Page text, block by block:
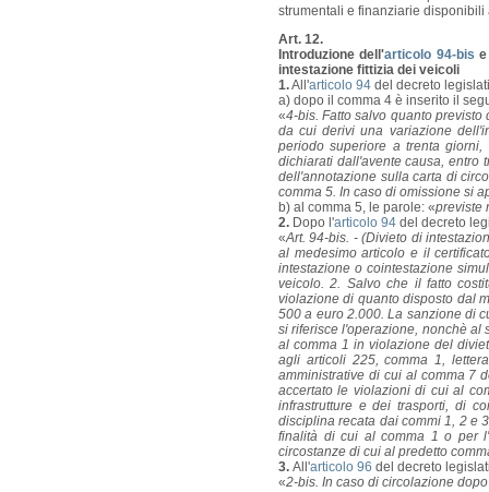
strumentali e finanziarie
Art. 12.
Introduzione dell'articolo 94-bis
intestazione fittizia dei veicoli
1.All'articolo 94 del decreto
a) dopo il comma 4 è inserito il
«4-bis. Fatto salvo quanto
da cui derivi una variazione
periodo superiore a trenta
dichiarati dall'avente causa, entro
dell'annotazione sulla carta di
comma 5. In caso di omissione si
b) al comma 5, le parole: «previste
2. Dopo l'articolo 94 del decreto
«Art. 94-bis. - (Divieto di
al medesimo articolo e il
intestazione o cointestazione
veicolo. 2. Salvo che il fatto
violazione di quanto disposto dal
500 a euro 2.000. La sanzione di
si riferisce l'operazione, nonchè al
al comma 1 in violazione del
agli articoli 225, comma 1,
amministrative di cui al comma 7
accertato le violazioni di cui al
infrastrutture e dei trasporti, di
disciplina recata dai commi 1, 2 e
finalità di cui al comma 1 o per
circostanze di cui al predetto
3. All'articolo 96 del decreto
«2-bis. In caso di circolazione